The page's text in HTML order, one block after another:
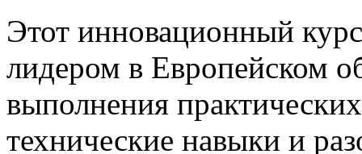
Этот инновационный
лидером в Европейском
выполнения
технические навыки и